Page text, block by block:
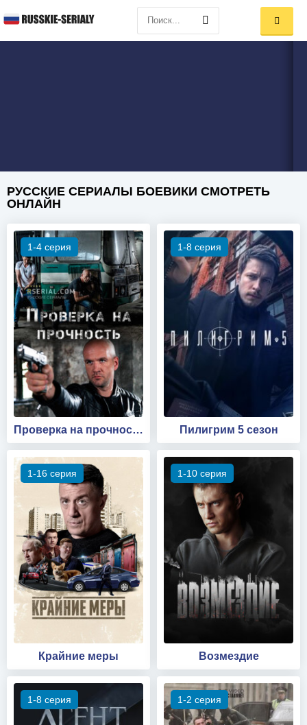
РУССКИЕ СЕРИАЛЫ БОЕВИКИ СМОТРЕТЬ
ОНЛАЙН
1-4 серия
Проверка на прочность
1-8 серия
Пилигрим 5 сезон
1-16 серия
Крайние меры
1-10 серия
Возмездие
1-8 серия 1-2 серия